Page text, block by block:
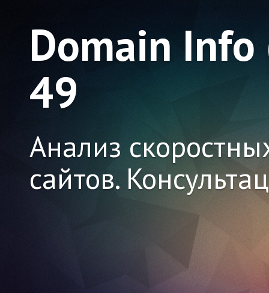
Domain
49
Анализ
сайтов.